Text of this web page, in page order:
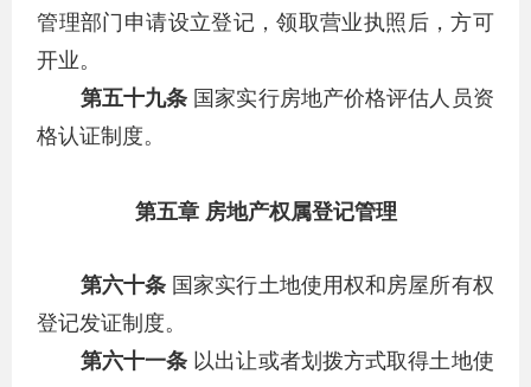
管理部门申请设立登记，领取营业执照后，方可
开业。
第五十九条 国家实行房地产价格评估人员资
格认证制度。
第五章 房地产权属登记管理
第六十条 国家实行土地使用权和房屋所有权
登记发证制度。
第六十一条 以出让或者划拨方式取得土地使